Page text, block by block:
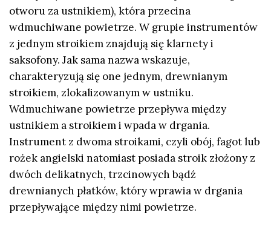
otworu za ustnikiem), która przecina
wdmuchiwane powietrze. W grupie instrumentów
z jednym stroikiem znajdują się klarnety i
saksofony. Jak sama nazwa wskazuje,
charakteryzują się one jednym, drewnianym
stroikiem, zlokalizowanym w ustniku.
Wdmuchiwane powietrze przepływa między
ustnikiem a stroikiem i wpada w drgania.
Instrument z dwoma stroikami, czyli obój, fagot lub
rożek angielski natomiast posiada stroik złożony z
dwóch delikatnych, trzcinowych bądź
drewnianych płatków, który wprawia w drgania
przepływające między nimi powietrze.